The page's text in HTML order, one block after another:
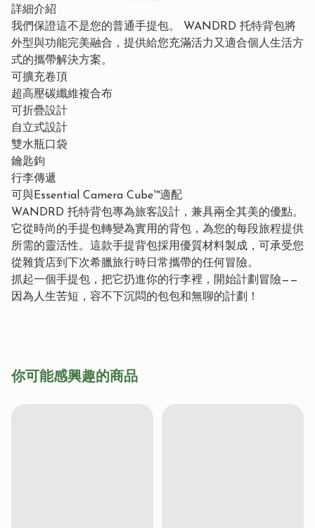
詳細介紹
我們保證這不是您的普通手提包。 WANDRD 托特背包將
外型與功能完美融合，提供給您充滿活力又適合個人生活方
式的攜帶解決方案。
可擴充卷頂
超高壓碳纖維複合布
可折疊設計
自立式設計
雙水瓶口袋
鑰匙鉤
行李傳遞
可與Essential Camera Cube™適配
WANDRD 托特背包專為旅客設計，兼具兩全其美的優點。
它從時尚的手提包轉變為實用的背包，為您的每段旅程提供
所需的靈活性。這款手提背包採用優質材料製成，可承受您
從雜貨店到下次希臘旅行時日常攜帶的任何冒險。
抓起一個手提包，把它扔進你的行李裡，開始計劃冒險——
因為人生苦短，容不下沉悶的包包和無聊的計劃！
你可能感興趣的商品